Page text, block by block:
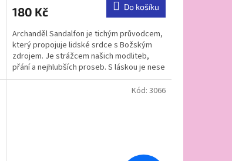
je
z
5
hvězdiček.
180 Kč Do košíku
Archanděl Sandalfon je tichým průvodcem,
který propojuje lidské srdce s Božským
zdrojem. Je strážcem našich modliteb,
přání a nejhlubších proseb. S láskou je nese
do vyšších...
Kód: 3066